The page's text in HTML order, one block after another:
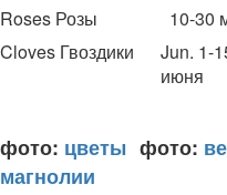
Roses Розы
10-30
Cloves Гвоздики
Jun. 1-
июня
фото: цветы фото:
магнолии